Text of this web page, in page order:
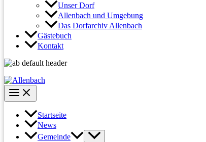
Unser Dorf
Allenbach und Umgebung
Das Dorfarchiv Allenbach
Gästebuch
Kontakt
Startseite
News
Gemeinde